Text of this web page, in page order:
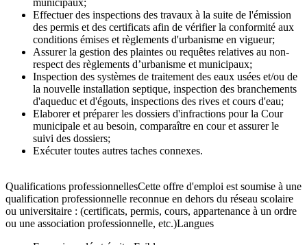
municipaux;
Effectuer des inspections des travaux à la suite de l'émission
des permis et des certificats afin de vérifier la conformité aux
conditions émises et règlements d'urbanisme en vigueur;
Assurer la gestion des plaintes ou requêtes relatives au non-
respect des règlements d’urbanisme et municipaux;
Inspection des systèmes de traitement des eaux usées et/ou de
la nouvelle installation septique, inspection des branchements
d'aqueduc et d'égouts, inspections des rives et cours d'eau;
Elaborer et préparer les dossiers d'infractions pour la Cour
municipale et au besoin, comparaître en cour et assurer le
suivi des dossiers;
Exécuter toutes autres taches connexes.
Qualifications professionnellesCette offre d'emploi est soumise à une
qualification professionnelle reconnue en dehors du réseau scolaire
ou universitaire : (certificats, permis, cours, appartenance à un ordre
ou une association professionnelle, etc.)Langues